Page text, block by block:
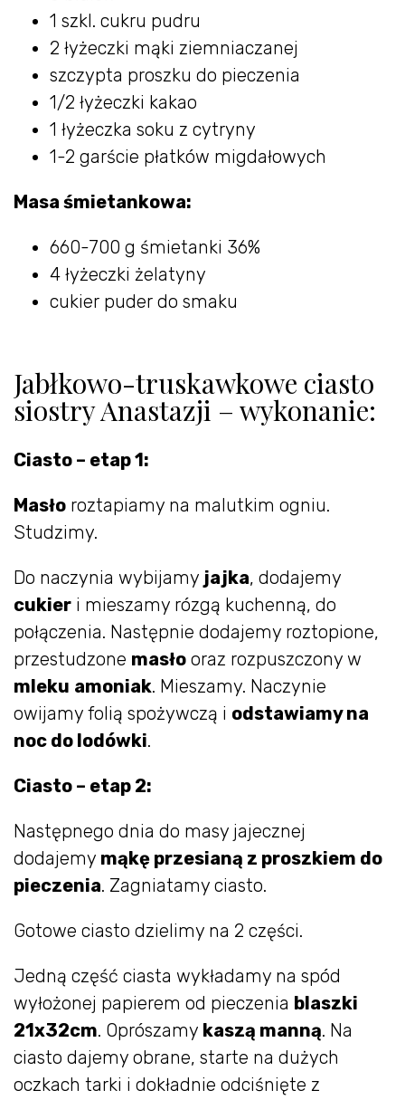
1 szkl. cukru pudru
2 łyżeczki mąki ziemniaczanej
szczypta proszku do pieczenia
1/2 łyżeczki kakao
1 łyżeczka soku z cytryny
1-2 garście płatków migdałowych
Masa śmietankowa:
660-700 g śmietanki 36%
4 łyżeczki żelatyny
cukier puder do smaku
Jabłkowo-truskawkowe ciasto
siostry Anastazji – wykonanie:
Ciasto – etap 1:
Masło roztapiamy na malutkim ogniu.
Studzimy.
Do naczynia wybijamy jajka, dodajemy
cukier i mieszamy rózgą kuchenną, do
połączenia. Następnie dodajemy roztopione,
przestudzone masło oraz rozpuszczony w
mleku amoniak. Mieszamy. Naczynie
owijamy folią spożywczą i odstawiamy na
noc do lodówki.
Ciasto – etap 2:
Następnego dnia do masy jajecznej
dodajemy mąkę przesianą z proszkiem do
pieczenia. Zagniatamy ciasto.
Gotowe ciasto dzielimy na 2 części.
Jedną część ciasta wykładamy na spód
wyłożonej papierem od pieczenia blaszki
21x32cm. Oprószamy kaszą manną. Na
ciasto dajemy obrane, starte na dużych
oczkach tarki i dokładnie odciśnięte z